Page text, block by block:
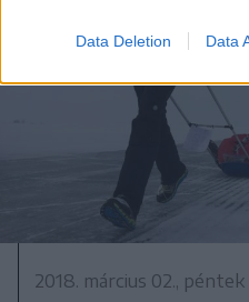
Data Deletion Data
2018. március 02., péntek